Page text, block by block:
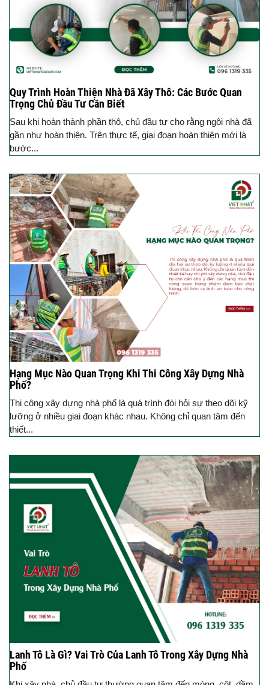
Quy Trình Hoàn Thiện Nhà Đã Xây Thô: Các Bước Quan
Trọng Chủ Đầu Tư Cần Biết
Sau khi hoàn thành phần thô, chủ đầu tư cho rằng ngôi nhà đã
gần như hoàn thiện. Trên thực tế, giai đoạn hoàn thiện mới là
bước...
Hạng Mục Nào Quan Trọng Khi Thi Công Xây Dựng Nhà
Phố?
Thi công xây dựng nhà phố là quá trình đòi hỏi sự theo dõi kỹ
lưỡng ở nhiều giai đoạn khác nhau. Không chỉ quan tâm đến
thiết...
Lanh Tô Là Gì? Vai Trò Của Lanh Tô Trong Xây Dựng Nhà
Phố